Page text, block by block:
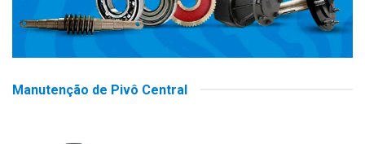
Manutenção de Pivô Central